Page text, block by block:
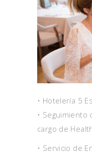
• Hotelería 5
• Seguimiento
cargo de
• Servicio de